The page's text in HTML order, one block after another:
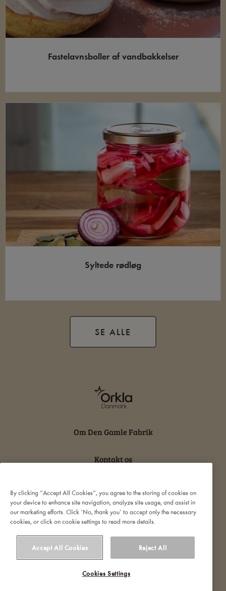
Fastelavnsboller af vandbakkelser
Syltede rødløg
SE ALLE
Om Den Gamle Fabrik
Kontakt os
Ansvarserklæring
© 2022 Orkla. All rights reserved
By clicking “Accept All Cookies”, you agree to the storing of cookies on
your device to enhance site navigation, analyze site usage, and assist in
our marketing efforts. Click ‘No, thank you’ to accept only the necessary
cookies, or click on cookie settings to read more details.
Accept All Cookies Reject All
Cookies Settings